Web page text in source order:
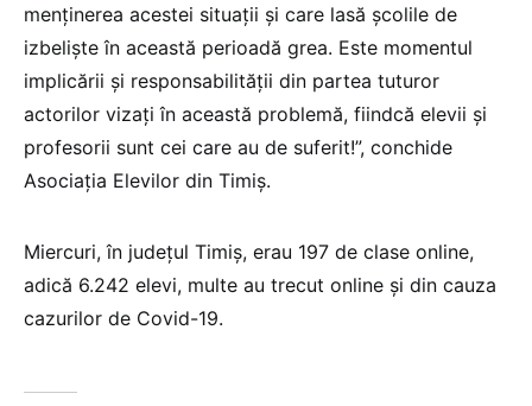
menținerea acestei situații și care lasă școlile de
izbeliște în această perioadă grea. Este momentul
implicării și responsabilității din partea tuturor
actorilor vizați în această problemă, fiindcă elevii și
profesorii sunt cei care au de suferit!”, conchide
Asociația Elevilor din Timiș.
Miercuri, în județul Timiș, erau 197 de clase online,
adică 6.242 elevi, multe au trecut online și din cauza
cazurilor de Covid-19.